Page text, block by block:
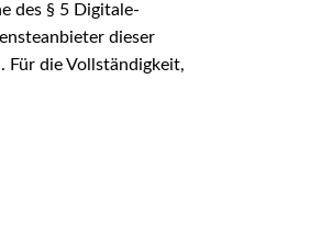
des § 5 Digitale-
dieser
die Vollständigkeit,